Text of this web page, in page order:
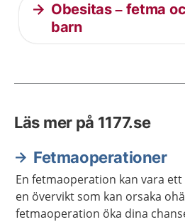
Obesitas – fetma
barn
Läs mer på 1177.se
Fetmaoperationer
En fetmaoperation kan vara
en övervikt som kan orsaka
fetmaoperation öka dina